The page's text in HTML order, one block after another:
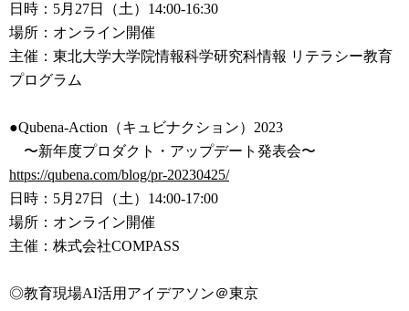
日時：5月27日（土）14:00-16:30
場所：オンライン開催
主催：東北大学大学院情報科学研究科情報 リテラシー教育
プログラム
●Qubena-Action（キュビナクション）2023
〜新年度プロダクト・アップデート発表会〜
https://qubena.com/blog/pr-20230425/
日時：5月27日（土）14:00-17:00
場所：オンライン開催
主催：株式会社COMPASS
◎教育現場AI活用アイデアソン＠東京